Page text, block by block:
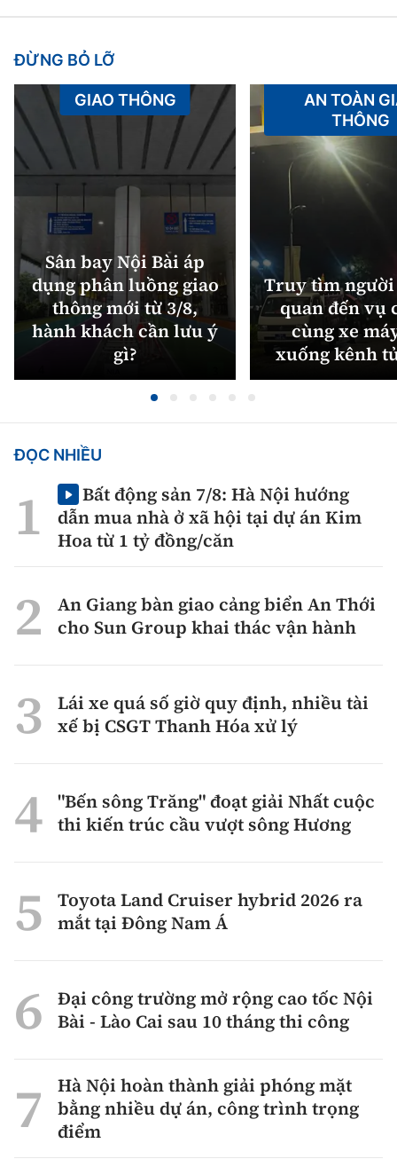
ĐỪNG BỎ LỠ
Sân bay Nội Bài áp
dụng phân luồng giao
thông mới từ 3/8,
hành khách cần lưu ý
gì?
GIAO THÔNG
Truy tìm
quan đến vụ
cùng xe
xuống kênh
AN TOÀN
THÔNG
ĐỌC NHIỀU
Bất động sản 7/8: Hà Nội hướng
dẫn mua nhà ở xã hội tại dự án Kim
Hoa từ 1 tỷ đồng/căn
An Giang bàn giao cảng biển An Thới
cho Sun Group khai thác vận hành
Lái xe quá số giờ quy định, nhiều tài
xế bị CSGT Thanh Hóa xử lý
"Bến sông Trăng" đoạt giải Nhất cuộc
thi kiến trúc cầu vượt sông Hương
Toyota Land Cruiser hybrid 2026 ra
mắt tại Đông Nam Á
Đại công trường mở rộng cao tốc Nội
Bài - Lào Cai sau 10 tháng thi công
Hà Nội hoàn thành giải phóng mặt
bằng nhiều dự án, công trình trọng
điểm